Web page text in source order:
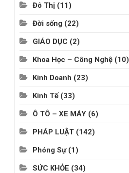
Đô Thị (11)
Đời sống (22)
GIÁO DỤC (2)
Khoa Học – Công Nghệ (10)
Kinh Doanh (23)
Kinh Tế(33)
Ô TÔ – XE MÁY (6)
PHÁP LUẬT (142)
Phóng Sự(1)
SỨC KHỎE (34)